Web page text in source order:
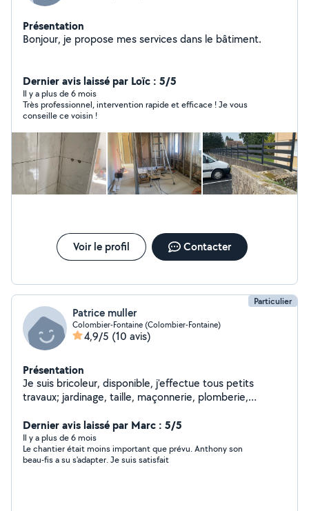
Présentation
Bonjour, je propose mes services dans le bâtiment.
Dernier avis laissé par Loïc : 5/5
Il y a plus de 6 mois
Très professionnel, intervention rapide et efficace ! Je vous
conseille ce voisin !
Voir le profil Contacter
Particulier
Patrice muller
Colombier-Fontaine (Colombier-Fontaine)
4,9/5 (10 avis)
Présentation
Je suis bricoleur, disponible, j'effectue tous petits
travaux; jardinage, taille, maçonnerie, plomberie,
Dernier avis laissé par Marc : 5/5
Il y a plus de 6 mois
Le chantier était moins important que prévu. Anthony son
beau-fis a su s'adapter. Je suis satisfait